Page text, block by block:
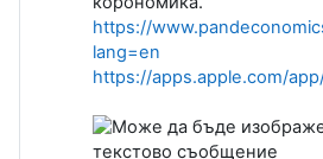
https://
lang=en
https://apps.apple.com/